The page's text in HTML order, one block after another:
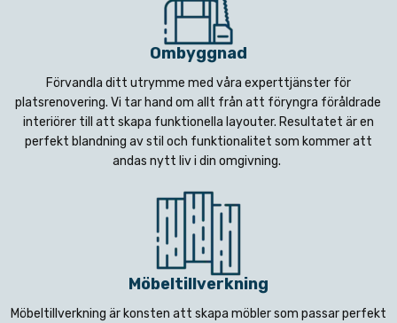
Ombyggnad
Förvandla ditt utrymme med våra experttjänster för
platsrenovering. Vi tar hand om allt från att föryngra föråldrade
interiörer till att skapa funktionella layouter. Resultatet är en
perfekt blandning av stil och funktionalitet som kommer att
andas nytt liv i din omgivning.
Möbeltillverkning
Möbeltillverkning är konsten att skapa möbler som passar perfekt